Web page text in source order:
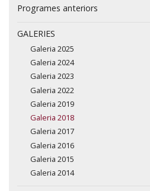
Programes anteriors
GALERIES
Galeria 2025
Galeria 2024
Galeria 2023
Galeria 2022
Galeria 2019
Galeria 2018
Galeria 2017
Galeria 2016
Galeria 2015
Galeria 2014